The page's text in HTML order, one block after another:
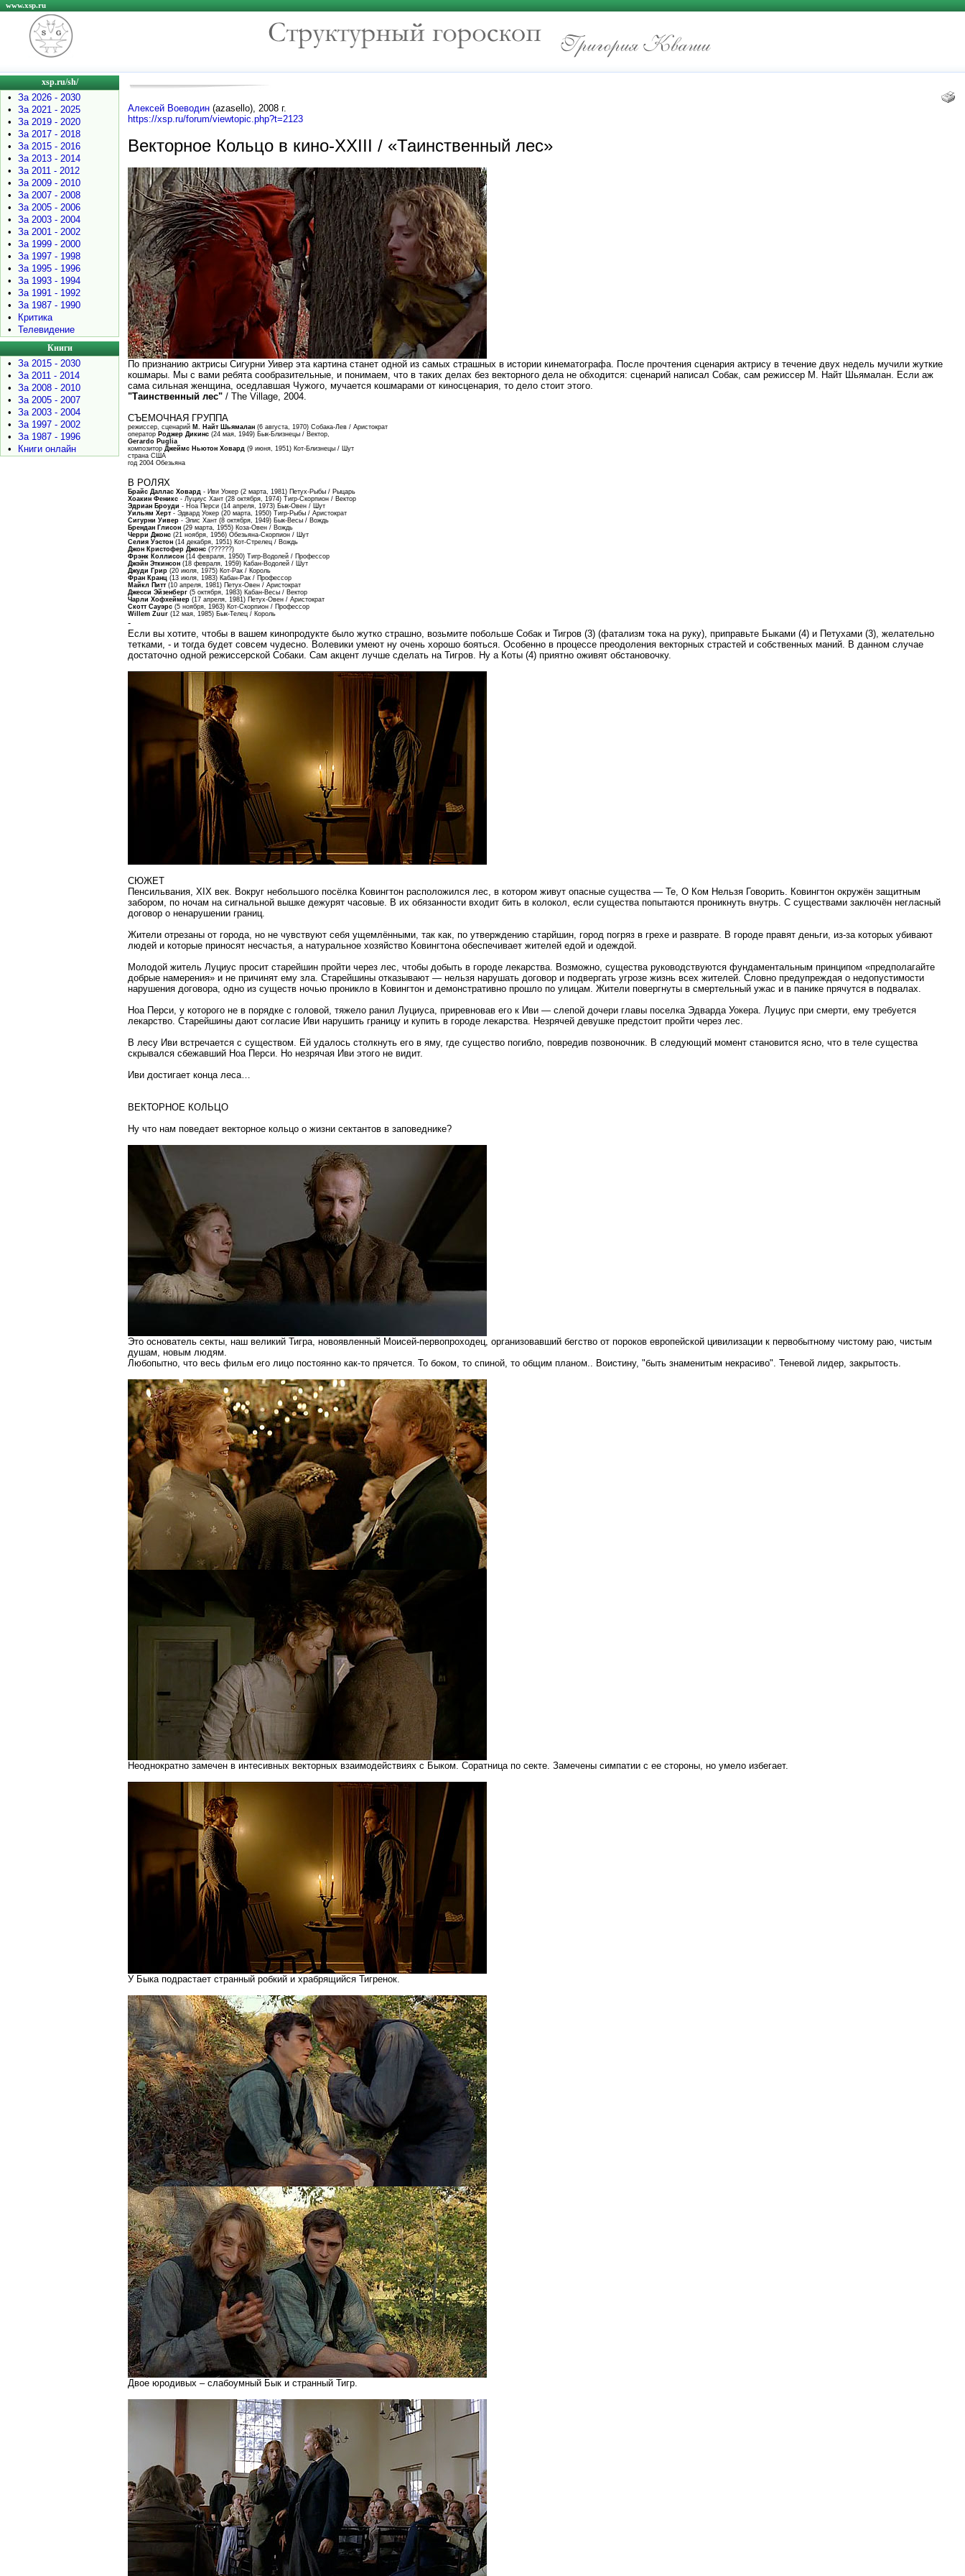
www.xsp.ru
xsp.ru/sh/
•
За 2026 - 2030
•
За 2021 - 2025
•
За 2019 - 2020
•
За 2017 - 2018
•
За 2015 - 2016
•
За 2013 - 2014
•
За 2011 - 2012
•
За 2009 - 2010
•
За 2007 - 2008
•
За 2005 - 2006
•
За 2003 - 2004
•
За 2001 - 2002
•
За 1999 - 2000
•
За 1997 - 1998
•
За 1995 - 1996
•
За 1993 - 1994
•
За 1991 - 1992
•
За 1987 - 1990
•
Критика
•
Телевидение
Книги
•
За 2015 - 2030
•
За 2011 - 2014
•
За 2008 - 2010
•
За 2005 - 2007
•
За 2003 - 2004
•
За 1997 - 2002
•
За 1987 - 1996
•
Книги онлайн
Алексей Воеводин (azasello), 2008 г.
https://xsp.ru/forum/viewtopic.php?t=2123
Векторное Кольцо в кино-XXIII / «Таинственный лес»
По признанию актрисы Сигурни Уивер эта картина станет одной из самых страшных в истории кинематографа. После прочтения сценария актрису в течение двух недель мучили жуткие
кошмары. Мы с вами ребята сообразительные, и понимаем, что в таких делах без векторного дела не обходится: сценарий написал Собак, сам режиссер М. Найт Шьямалан. Если аж
сама сильная женщина, оседлавшая Чужого, мучается кошмарами от киносценария, то дело стоит этого.
"Таинственный лес" / The Village, 2004.
СЪЕМОЧНАЯ ГРУППА
режиссер, сценарий М. Найт Шьямалан (6 августа, 1970) Собака-Лев / Аристократ
оператор Роджер Дикинс (24 мая, 1949) Бык-Близнецы / Вектор,
Gerardo Puglia
композитор Джеймс Ньютон Ховард (9 июня, 1951) Кот-Близнецы / Шут
страна США
год 2004 Обезьяна
В РОЛЯХ
Брайс Даллас Ховард - Иви Уокер (2 марта, 1981) Петух-Рыбы / Рыцарь
Хоакин Феникс - Луциус Хант (28 октября, 1974) Тигр-Скорпион / Вектор
Эдриан Броуди - Ноа Перси (14 апреля, 1973) Бык-Овен / Шут
Уильям Херт- Эдвард Уокер (20 марта, 1950) Тигр-Рыбы / Аристократ
Сигурни Уивер - Элис Хант (8 октября, 1949) Бык-Весы / Вождь
Брендан Глисон (29 марта, 1955) Коза-Овен / Вождь
Черри Джонс (21 ноября, 1956) Обезьяна-Скорпион / Шут
Селия Уэстон (14 декабря, 1951) Кот-Стрелец / Вождь
Джон Кристофер Джонс (??????)
Фрэнк Коллисон (14 февраля, 1950) Тигр-Водолей / Профессор
Джэйн Эткинсон (18 февраля, 1959) Кабан-Водолей / Шут
Джуди Грир (20 июля, 1975) Кот-Рак / Король
Фран Кранц (13 июля, 1983) Кабан-Рак / Профессор
Майкл Питт(10 апреля, 1981) Петух-Овен / Аристократ
Джесси Эйзенберг (5 октября, 1983) Кабан-Весы / Вектор
Чарли Хофхеймер (17 апреля, 1981) Петух-Овен / Аристократ
Скотт Сауэрс (5 ноября, 1963) Кот-Скорпион / Профессор
Willem Zuur (12 мая, 1985) Бык-Телец / Король
-
Если вы хотите, чтобы в вашем кинопродукте было жутко страшно, возьмите побольше Собак и Тигров (3) (фатализм тока на руку), приправьте Быками (4) и Петухами (3), желательно
тетками, - и тогда будет совсем чудесно. Волевики умеют ну очень хорошо бояться. Особенно в процессе преодоления векторных страстей и собственных маний. В данном случае
достаточно одной режиссерской Собаки. Сам акцент лучше сделать на Тигров. Ну а Коты (4) приятно оживят обстановочку.
СЮЖЕТ
Пенсильвания, XIX век. Вокруг небольшого посёлка Ковингтон расположился лес, в котором живут опасные существа — Те, О Ком Нельзя Говорить. Ковингтон окружён защитным
забором, по ночам на сигнальной вышке дежурят часовые. В их обязанности входит бить в колокол, если существа попытаются проникнуть внутрь. C существами заключён негласный
договор о ненарушении границ.
Жители отрезаны от города, но не чувствуют себя ущемлёнными, так как, по утверждению старйшин, город погряз в грехе и разврате. В городе правят деньги, из-за которых убивают
людей и которые приносят несчастья, а натуральное хозяйство Ковингтона обеспечивает жителей едой и одеждой.
Молодой житель Луциус просит старейшин пройти через лес, чтобы добыть в городе лекарства. Возможно, существа руководствуются фундаментальным принципом «предполагайте
добрые намерения» и не причинят ему зла. Старейшины отказывают — нельзя нарушать договор и подвергать угрозе жизнь всех жителей. Словно предупреждая о недопустимости
нарушения договора, одно из существ ночью проникло в Ковингтон и демонстративно прошло по улицам. Жители повергнуты в смертельный ужас и в панике прячутся в подвалах.
Ноа Перси, у которого не в порядке с головой, тяжело ранил Луциуса, приревновав его к Иви — слепой дочери главы поселка Эдварда Уокера. Луциус при смерти, ему требуется
лекарство. Старейшины дают согласие Иви нарушить границу и купить в городе лекарства. Незрячей девушке предстоит пройти через лес.
В лесу Иви встречается с существом. Ей удалось столкнуть его в яму, где существо погибло, повредив позвоночник. В следующий момент становится ясно, что в теле существа
скрывался сбежавший Ноа Перси. Но незрячая Иви этого не видит.
Иви достигает конца леса…
ВЕКТОРНОЕ КОЛЬЦО
Ну что нам поведает векторное кольцо о жизни сектантов в заповеднике?
Это основатель секты, наш великий Тигра, новоявленный Моисей-первопроходец, организовавший бегство от пороков европейской цивилизации к первобытному чистому раю, чистым
душам, новым людям.
Любопытно, что весь фильм его лицо постоянно как-то прячется. То боком, то спиной, то общим планом.. Воистину, "быть знаменитым некрасиво". Теневой лидер, закрытость.
Неоднократно замечен в интесивных векторных взаимодействиях с Быком. Соратница по секте. Замечены симпатии с ее стороны, но умело избегает.
У Быка подрастает странный робкий и храбрящийся Тигренок.
Двое юродивых – слабоумный Бык и странный Тигр.